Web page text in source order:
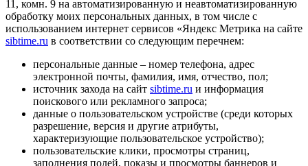
11, комн. 9 на автоматизированную и неавтоматизированную
обработку моих персональных данных, в том числе с
использованием интернет сервисов «Яндекс Метрика на сайте
sibtime.ru в соответствии со следующим перечнем:
персональные данные – номер телефона, адрес
электронной почты, фамилия, имя, отчество, пол;
источник захода на сайт sibtime.ru и информация
поискового или рекламного запроса;
данные о пользовательском устройстве (среди которых
разрешение, версия и другие атрибуты,
характеризующие пользовательское устройство);
пользовательские клики, просмотры страниц,
заполнения полей, показы и просмотры баннеров и